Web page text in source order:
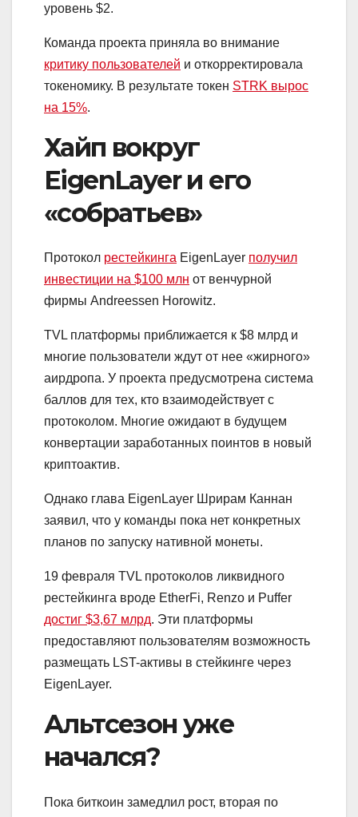
уровень $2.
Команда проекта приняла во внимание
критику пользователей и откорректировала
токеномику. В результате токен STRK вырос
на 15%.
Хайп вокруг
EigenLayer и его
«собратьев»
Протокол рестейкинга EigenLayer получил
инвестиции на $100 млн от венчурной
фирмы Andreessen Horowitz.
TVL платформы приближается к $8 млрд и
многие пользователи ждут от нее «жирного»
аирдропа. У проекта предусмотрена система
баллов для тех, кто взаимодействует с
протоколом. Многие ожидают в будущем
конвертации заработанных поинтов в новый
криптоактив.
Однако глава EigenLayer Шрирам Каннан
заявил, что у команды пока нет конкретных
планов по запуску нативной монеты.
19 февраля TVL протоколов ликвидного
рестейкинга вроде EtherFi, Renzo и Puffer
достиг $3,67 млрд. Эти платформы
предоставляют пользователям возможность
размещать LST-активы в стейкинге через
EigenLayer.
Альтсезон уже
начался?
Пока биткоин замедлил рост, вторая по